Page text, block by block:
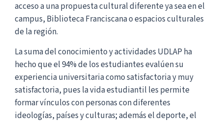
acceso a una propuesta cultural diferente ya sea en el
campus, Biblioteca Franciscana o espacios culturales
de la región.
La suma del conocimiento y actividades UDLAP ha
hecho que el 94% de los estudiantes evalúen su
experiencia universitaria como satisfactoria y muy
satisfactoria, pues la vida estudiantil les permite
formar vínculos con personas con diferentes
ideologías, países y culturas; además el deporte, el